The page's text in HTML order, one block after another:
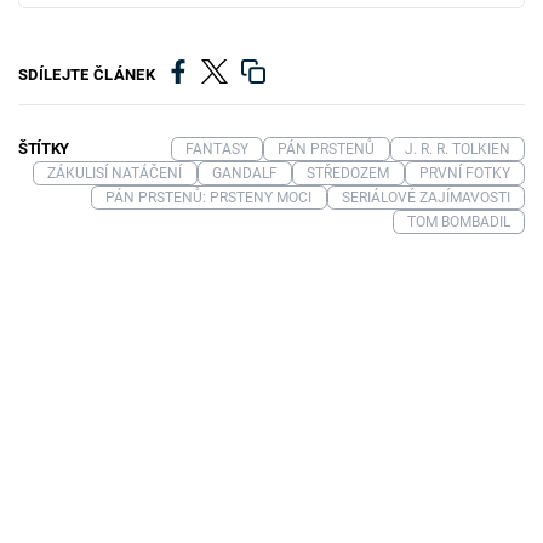
SDÍLEJTE ČLÁNEK
ŠTÍTKY FANTASY PÁN PRSTENŮ
J. R. R. TOLKIEN
ZÁKULISÍ NATÁČENÍ
GANDALF STŘEDOZEM
PRVNÍ FOTKY
PÁN PRSTENŮ: PRSTENY MOCI
SERIÁLOVÉ ZAJÍMAVOSTI
TOM BOMBADIL